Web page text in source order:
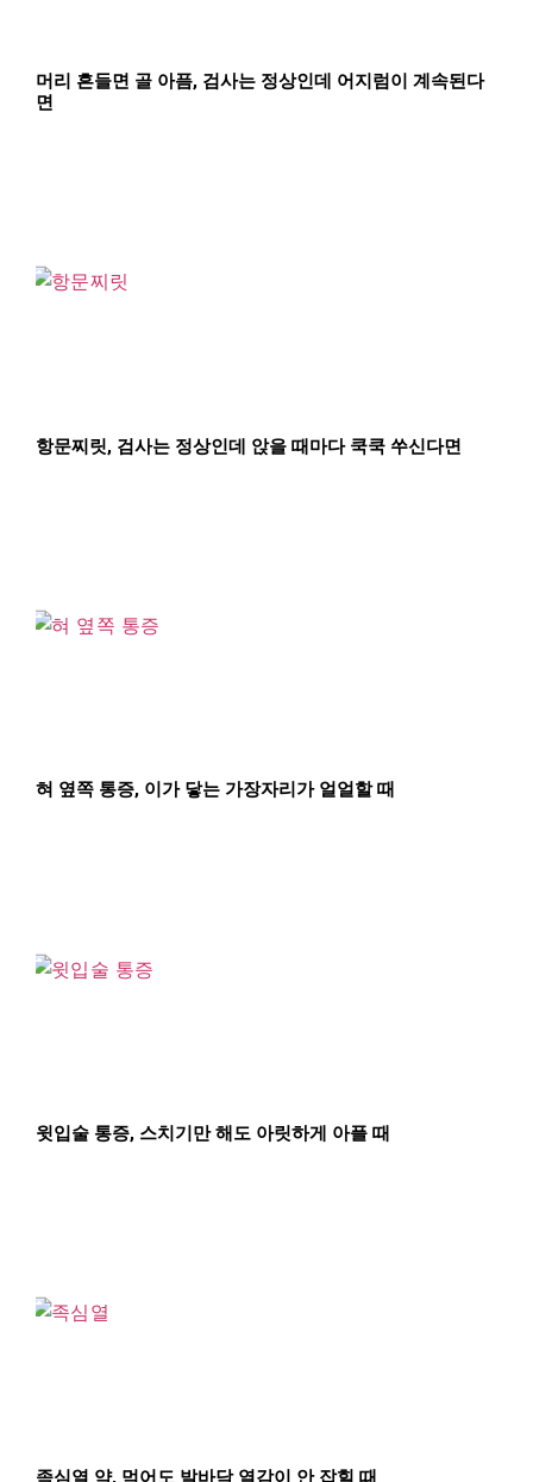
머리 흔들면 골 아픔, 검사는 정상인데 어지럼이 계속된다
면
항문찌릿, 검사는 정상인데 앉을 때마다 쿡쿡 쑤신다면
혀 옆쪽 통증, 이가 닿는 가장자리가 얼얼할 때
윗입술 통증, 스치기만 해도 아릿하게 아플 때
족심열 약, 먹어도 발바닥 열감이 안 잡힐 때